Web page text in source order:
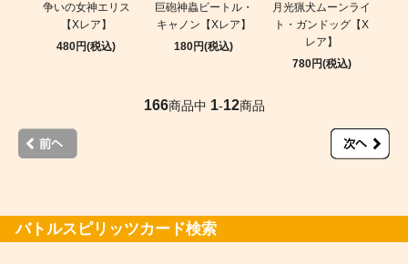
争いの女神エリス
【Xレア】
480円(税込)
巨砲神蟲ビートル・
キャノン【Xレア】
180円(税込)
月光猟犬ムーンライ
ト・ガンドッグ【X
レア】
780円(税込)
166商品中 1-12商品
バトルスピリッツカード検索